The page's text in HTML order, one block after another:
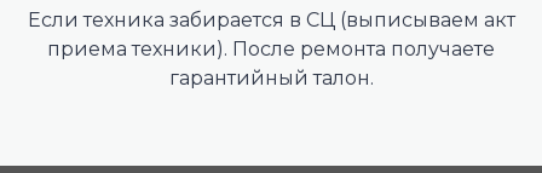
Если техника забирается в СЦ (выписываем акт
приема техники). После ремонта получаете
гарантийный талон.